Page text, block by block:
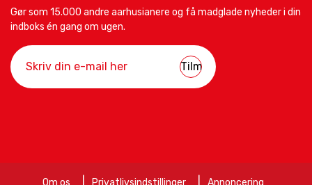
Gør som 15.000 andre aarhusianere og få madglade nyheder i din
indboks én gang om ugen.
Om os Privatlivsindstillinger Annoncering